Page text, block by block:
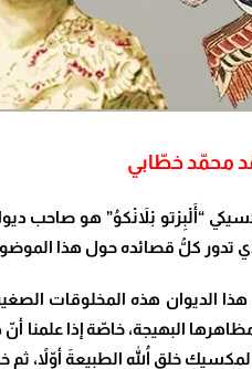
محمّد خطّابي
“أَلْبِرْتو بْلاَنْكوُ” هو صاحب ديوان
تدور كلُّ قصائده حول هذا
الديوان هذه المخلوقات
البهيجة، خاصّة إذا علمنا
خلق اللهُ الطبيعةَ أوّلاً، ثم